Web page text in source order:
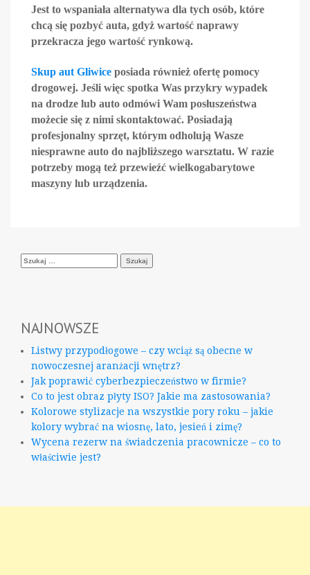
Jest to wspaniała alternatywa dla tych osób, które
chcą się pozbyć auta, gdyż wartość naprawy
przekracza jego wartość rynkową.
Skup aut Gliwice posiada również ofertę pomocy
drogowej. Jeśli więc spotka Was przykry wypadek
na drodze lub auto odmówi Wam posłuszeństwa
możecie się z nimi skontaktować. Posiadają
profesjonalny sprzęt, którym odholują Wasze
niesprawne auto do najbliższego warsztatu. W razie
potrzeby mogą też przewieźć wielkogabarytowe
maszyny lub urządzenia.
Szukaj:
NAJNOWSZE
Listwy przypodłogowe – czy wciąż są obecne w
nowoczesnej aranżacji wnętrz?
Jak poprawić cyberbezpieczeństwo w firmie?
Co to jest obraz płyty ISO? Jakie ma zastosowania?
Kolorowe stylizacje na wszystkie pory roku – jakie
kolory wybrać na wiosnę, lato, jesień i zimę?
Wycena rezerw na świadczenia pracownicze – co to
właściwie jest?